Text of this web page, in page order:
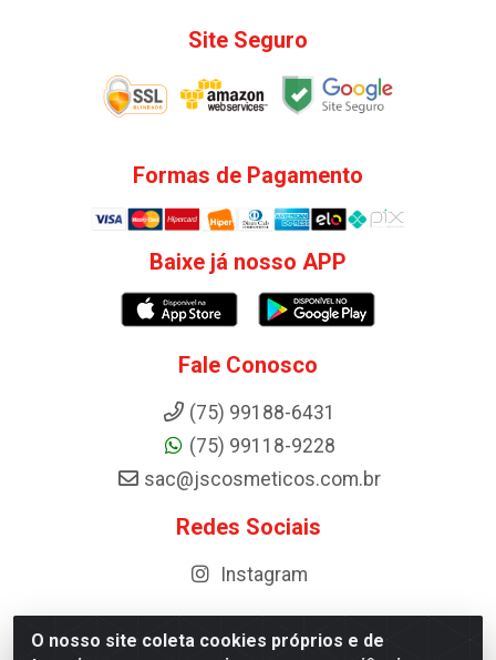
O nosso site coleta cookies próprios e de
Site Seguro
Formas de Pagamento
Baixe já nosso APP
Fale Conosco
(75) 99188-6431
(75) 99118-9228
sac@jscosmeticos.com.br
Redes Sociais
Instagram